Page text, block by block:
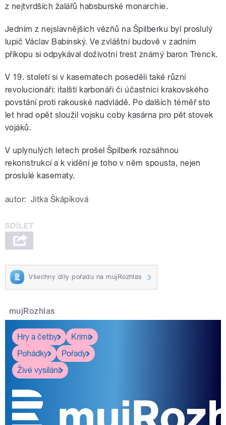
z nejtvrdších žalářů habsburské monarchie.
Jedním z nejslavnějších vězňů na Špilberku byl proslulý
lupič Václav Babinský. Ve zvláštní budově v zadním
příkopu si odpykával doživotní trest známý baron Trenck.
V 19. století si v kasematech poseděli také různí
revolucionáři: italští karbonáři či účastníci krakovského
povstání proti rakouské nadvládě. Po dalších téměř sto
let hrad opět sloužil vojsku coby kasárna pro pět stovek
vojáků.
V uplynulých letech prošel Špilberk rozsáhnou
rekonstrukcí a k vidění je toho v něm spousta, nejen
proslulé kasematy.
autor: Jitka Škápíková
Všechny díly pořadu na mujRozhlas
mujRozhlas
Hry a četby
Krimi
Pohádky
Pořady
Živé vysílání